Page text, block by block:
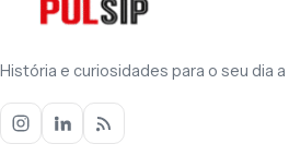
História e curiosidades para o seu dia a